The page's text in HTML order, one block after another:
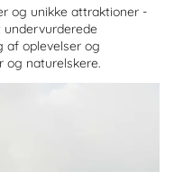
og unikke attraktioner -
af oplevelser og
og naturelskere.